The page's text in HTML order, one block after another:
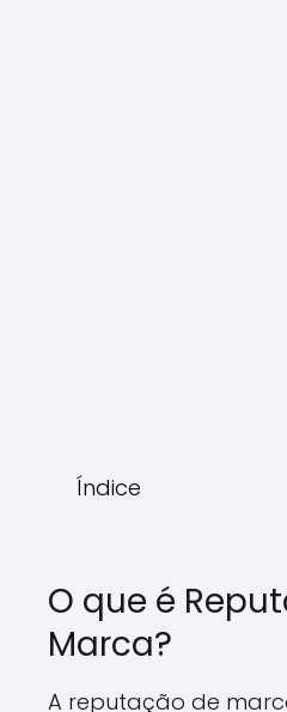
Índice
O que é
Marca?
A reputação de